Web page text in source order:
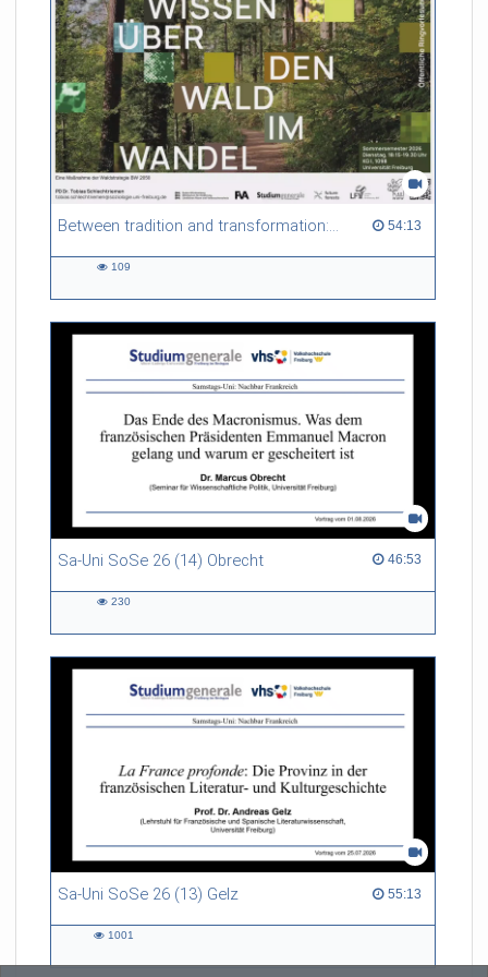
geraten?
Between tradition and transformation: how owners, advisers and institutions co-create knowledge for resilient forests in Europe 54:13
54:13 duration
109
Sa-Uni SoSe 26 (14) Obrecht 46:53
46:53 duration
230
Sa-Uni SoSe 26 (13) Gelz 55:13
55:13 duration
1001